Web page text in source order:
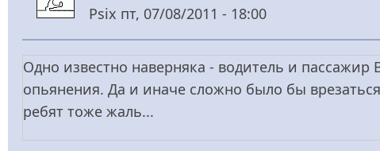
Psix пт, 07/08/2011 - 18:00
Одно известно наверняка - водитель и
опьянения. Да и иначе сложно было бы
ребят тоже жаль...